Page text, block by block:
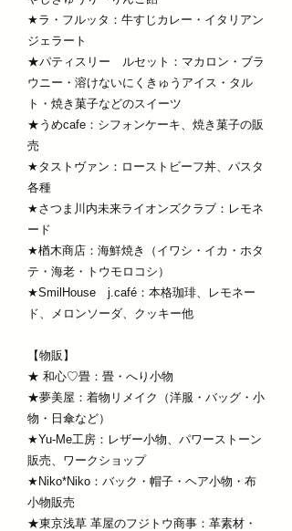
★ラ・フルッタ：牛すじカレー・イタリアン
ジェラート
★パティスリー ルセット：マカロン・ブラ
ウニー・溶けないにくきゅうアイス・タル
ト・焼き菓子などのスイーツ
★うめcafe：シフォンケーキ、焼き菓子の販
売
★タストヴァン：ローストビーフ丼、パスタ
各種
★さつま川内未来ライオンズクラブ：レモネ
ード
★楢木商店：海鮮焼き（イワシ・イカ・ホタ
テ・海老・トウモロコシ）
★SmilHouse j.café：本格珈琲、レモネー
ド、メロンソーダ、クッキー他
【物販】
★ 和心♡畳：畳・へり小物
★夢美屋：着物リメイク（洋服・バッグ・小
物・日傘など）
★Yu-Me工房：レザー小物、パワーストーン
販売、ワークショップ
★Niko*Niko：バック・帽子・ヘア小物・布
小物販売
★東京浅草 革屋のフジトウ商事：革素材・